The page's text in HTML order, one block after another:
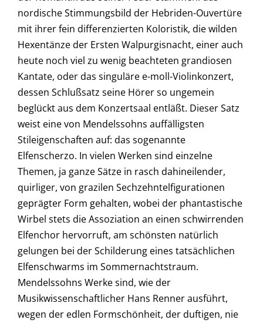
nordische Stimmungsbild der Hebriden-Ouvertüre
mit ihrer fein differenzierten Koloristik, die wilden
Hexentänze der Ersten Walpurgisnacht, einer auch
heute noch viel zu wenig beachteten grandiosen
Kantate, oder das singuläre e-moll-Violinkonzert,
dessen Schlußsatz seine Hörer so ungemein
beglückt aus dem Konzertsaal entläßt. Dieser Satz
weist eine von Mendelssohns auffälligsten
Stileigenschaften auf: das sogenannte
Elfenscherzo. In vielen Werken sind einzelne
Themen, ja ganze Sätze in rasch dahineilender,
quirliger, von grazilen Sechzehntelfigurationen
geprägter Form gehalten, wobei der phantastische
Wirbel stets die Assoziation an einen schwirrenden
Elfenchor hervorruft, am schönsten natürlich
gelungen bei der Schilderung eines tatsächlichen
Elfenschwarms im Sommernachts­traum.
Mendelssohns Werke sind, wie der
Musikwissenschaftlicher Hans Renner ausführt,
wegen der edlen Formschönheit, der duftigen, nie